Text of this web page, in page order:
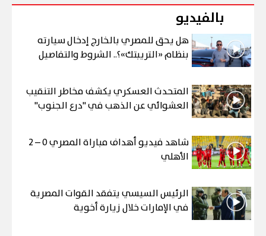
بالفيديو
هل يحق للمصري بالخارج إدخال سيارته
بنظام «التريبتك»؟.. الشروط والتفاصيل
المتحدث العسكري يكشف مخاطر التنقيب
العشوائي عن الذهب في "درع الجنوب"
شاهد فيديو أهداف مباراة المصري 0 – 2
الأهلي
الرئيس السيسي يتفقد القوات المصرية
في الإمارات خلال زيارة أخوية